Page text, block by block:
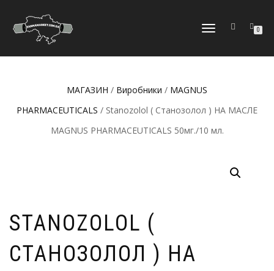
МОБІЛЬНЕ
0
МАГАЗИН / Виробники / MAGNUS
PHARMACEUTICALS / Stanozolol ( Станозолол ) НА МАСЛЕ
MAGNUS PHARMACEUTICALS 50мг./10 мл.
STANOZOLOL (
СТАНОЗОЛОЛ ) НА